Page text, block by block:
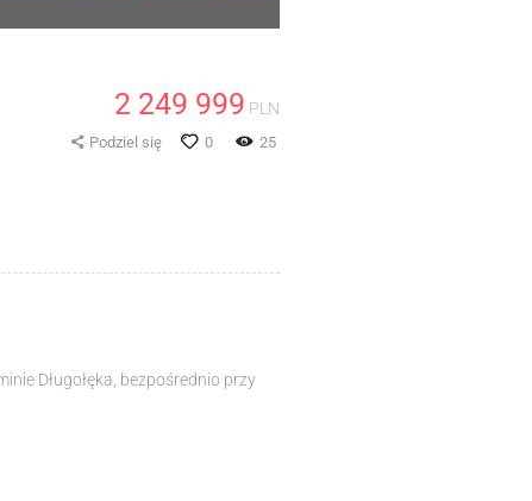
2 249 999 PLN
25
0
Podziel się
Długołęka, bezpośrednio przy